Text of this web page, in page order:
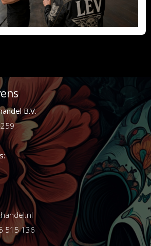
B.V.
515 136